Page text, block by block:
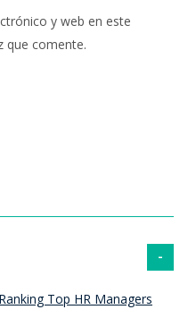
y web en este
que comente.
Top HR Managers